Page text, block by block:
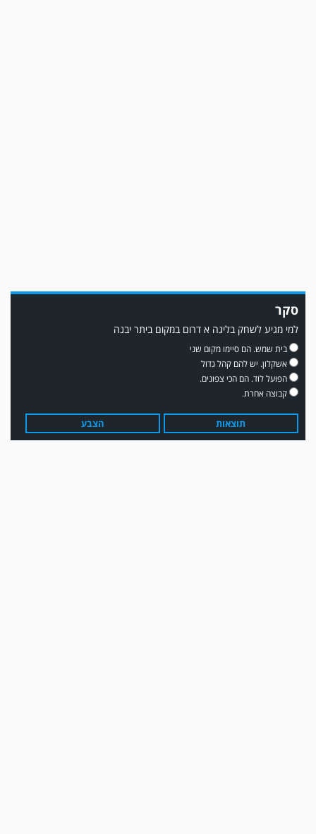
משחק אימון: שדרות גברה על מ.ס. דימונה 1-4.
סקר
למי מגיע לשחק בליגה א דרום במקום ביתר יבנה
בית שמש. הם סיימו מקום שני
אשקלון. יש להם קהל גדול
הפועל לוד. הם הכי צפונים.
קבוצה אחרת.
תוצאות הצבע